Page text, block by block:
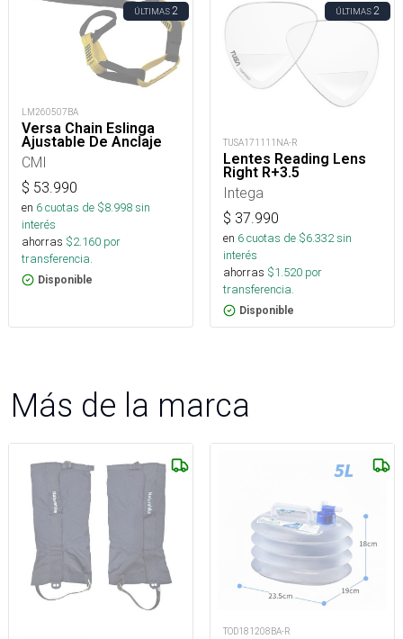
ÚLTIMAS2
LM260507BA
Versa Chain Eslinga
Ajustable De Anclaje
CMI
$ 53.990
en 6cuotas de $8.998sin
interés
ahorras $2.160 por
transferencia.
Disponible
ÚLTIMAS2
TUSA171111NA-R
Lentes Reading Lens
Right R+3.5
Intega
$ 37.990
en 6cuotas de $6.332sin
interés
ahorras $1.520 por
transferencia.
Disponible
Más de la marca
TOD181208BA-R